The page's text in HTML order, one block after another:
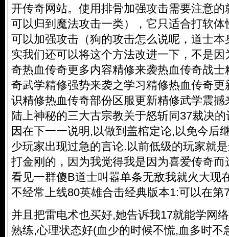
开传奇网站。使用排骨加强攻击需要注意
可以归到魔法攻击一类），它只适合打软
可以加强攻击（狗的攻击怎么说呢，道士
实我们还可以将这个方法改进一下，不是
奇热血传奇更多内容精修来袭热血传奇战
奇武学精修强势来袭之学习精修热血传奇
识精修热血传奇部份区服更新精修武学震
陆上神秘的三大古宗教关于怒斩同37裁决
因在下一一说明,以做到盖棺定论,以免今后
少玩家出现过急的言论.以前低级的玩家就
打金刚的，因为我觉得我是因为喜爱传奇
看见一群傻B道士叫嚣单条无敌我就火大现
不经常上线80英雄合击经典版本1:可以在第
并且把雷电术也买好,她告诉我17就能学网
熟练,心理状态好(血少的时候不慌,血多时不